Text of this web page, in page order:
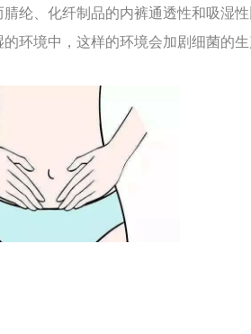
、化纤制品的内裤通透性和吸湿性
环境中，这样的环境会加剧细菌的